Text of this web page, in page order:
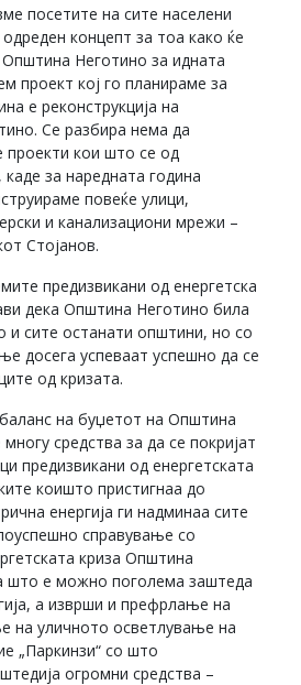
посетите на сите населени
концепт за тоа како ќе
Неготино за идната
проект кој го планираме за
е реконструкција на
Се разбира нема да
проекти кои што се од
за наредната година
повеќе улици,
и канализациони мрежи –
Стојанов.
предизвикани од енергетска
дека Општина Неготино била
и сите останати општини, но со
досега успеваат успешно да се
од кризата.
на буџетот на Општина
средства за да се покријат
предизвикани од енергетската
коишто пристигнаа до
енергија ги надминаа сите
справување со
криза Општина
што е можно поголема заштеда
а изврши и префрлање на
на уличното осветлување на
„Паркинзи“ со што
огромни средства –